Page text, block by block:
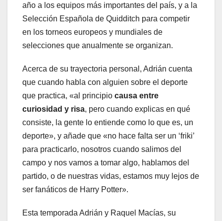
año a los equipos más importantes del país, y a la
Selección Española de Quidditch para competir
en los torneos europeos y mundiales de
selecciones que anualmente se organizan.
Acerca de su trayectoria personal, Adrián cuenta
que cuando habla con alguien sobre el deporte
que practica, «al principio causa entre
curiosidad y risa, pero cuando explicas en qué
consiste, la gente lo entiende como lo que es, un
deporte», y añade que «no hace falta ser un ‘friki’
para practicarlo, nosotros cuando salimos del
campo y nos vamos a tomar algo, hablamos del
partido, o de nuestras vidas, estamos muy lejos de
ser fanáticos de Harry Potter».
Esta temporada Adrián y Raquel Macías, su